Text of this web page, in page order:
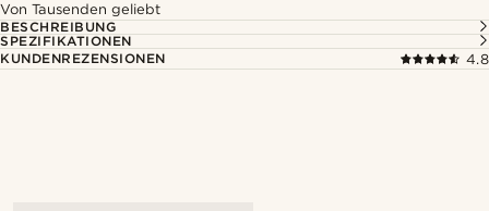
Von Tausenden geliebt
BESCHREIBUNG
SPEZIFIKATIONEN
KUNDENREZENSIONEN
4.8